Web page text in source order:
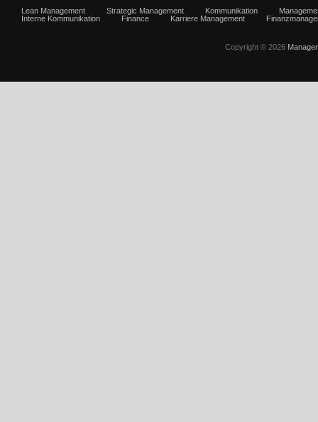
Lean Management Strategic Management Kommunikation
Interne Kommunikation
Finance Karriere Management
Copyright © 2026